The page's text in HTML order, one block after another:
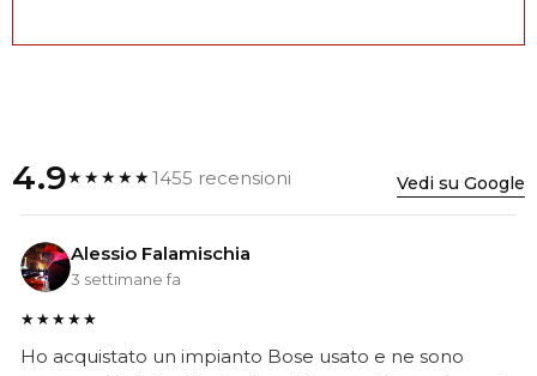
4.9★★★★★1455 recensioni Vedi su Google
Alessio Falamischia
3 settimane fa
★★★★★
Ho acquistato un impianto Bose usato e ne sono